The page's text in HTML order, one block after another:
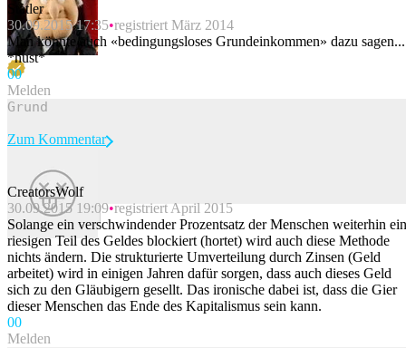
Statler
30.09.2015 17:35 registriert März 2014
Man könnte auch «bedingungsloses Grundeinkommen» dazu sagen...
*hust*
00
Melden
Beitrag melden
Zum Kommentar
CreatorsWolf
30.09.2015 19:09 registriert April 2015
Solange ein verschwindender Prozentsatz der Menschen weiterhin ein
riesigen Teil des Geldes blockiert (hortet) wird auch diese Methode
nichts ändern. Die strukturierte Umverteilung durch Zinsen (Geld
arbeitet) wird in einigen Jahren dafür sorgen, dass auch dieses Geld
sich zu den Gläubigern gesellt. Das ironische dabei ist, dass die Gier
dieser Menschen das Ende des Kapitalismus sein kann.
00
Melden